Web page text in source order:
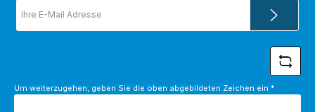
Mail-
Adresse
Um weiterzugehen, geben Sie die oben abgebildeten Zeichen ein *